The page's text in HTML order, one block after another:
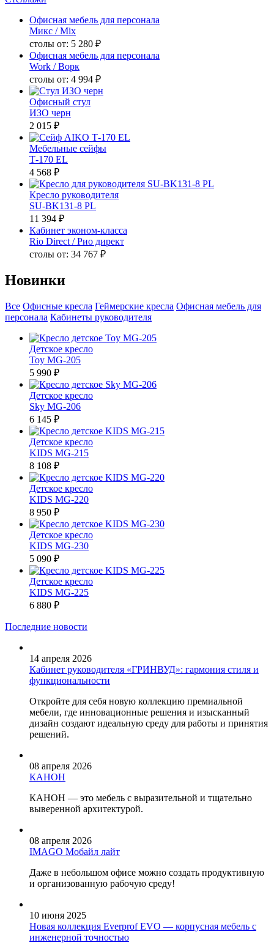
Офисная мебель для персонала
Микс / Mix
столы от: 5 280 ₽
Офисная мебель для персонала
Work / Ворк
столы от: 4 994 ₽
Офисный стул
ИЗО черн
2 015 ₽
Мебельные сейфы
Т-170 EL
4 568 ₽
Кресло руководителя
SU-BK131-8 PL
11 394 ₽
Кабинет эконом-класса
Rio Direct / Рио директ
столы от: 34 767 ₽
Новинки
Все Офисные кресла Геймерские кресла Офисная мебель для
персонала Кабинеты руководителя
Детское кресло
Toy MG-205
5 990 ₽
Детское кресло
Sky MG-206
6 145 ₽
Детское кресло
KIDS MG-215
8 108 ₽
Детское кресло
KIDS MG-220
8 950 ₽
Детское кресло
KIDS MG-230
5 090 ₽
Детское кресло
KIDS MG-225
6 880 ₽
Последние новости
14 апреля 2026
Кабинет руководителя «ГРИНВУД»: гармония стиля и
функциональности
Откройте для себя новую коллекцию премиальной
мебели, где инновационные решения и изысканный
дизайн создают идеальную среду для работы и принятия
решений.
08 апреля 2026
КАНОН
КАНОН — это мебель с выразительной и тщательно
выверенной архитектурой.
08 апреля 2026
IMAGO Мобайл лайт
Даже в небольшом офисе можно создать продуктивную
и организованную рабочую среду!
10 июня 2025
Новая коллекция Everprof EVO — корпусная мебель с
инженерной точностью